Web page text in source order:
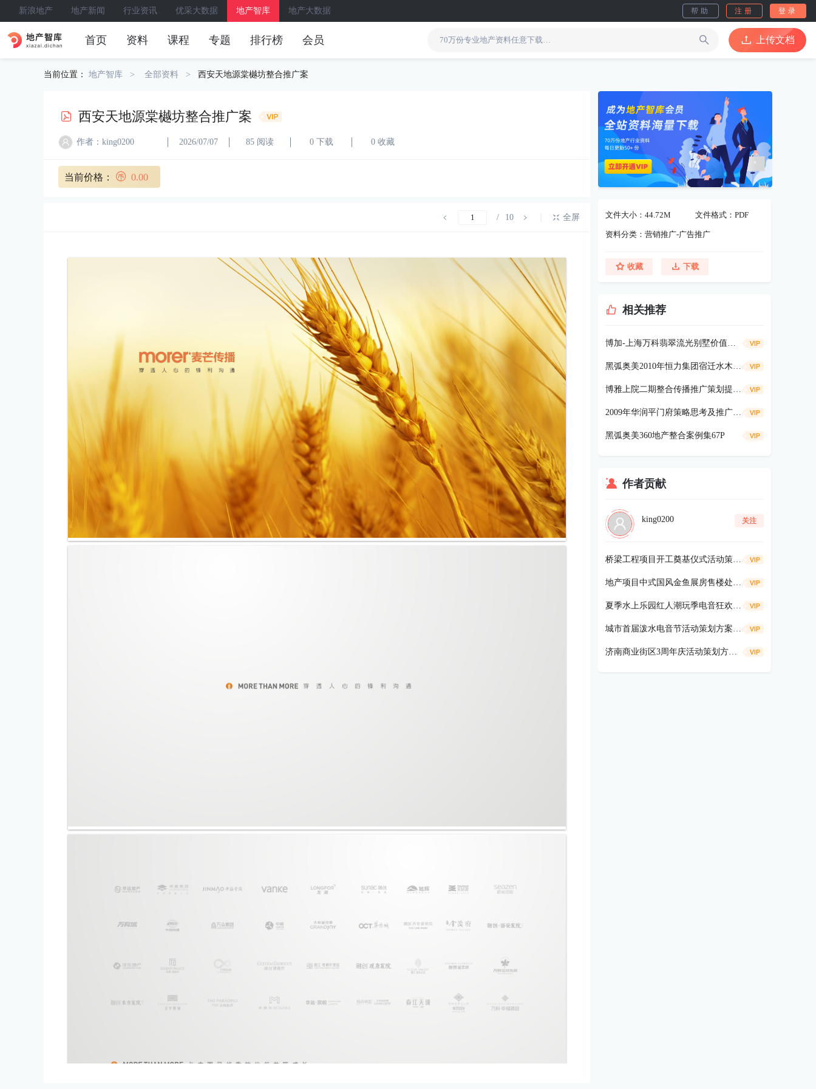
新浪地产 地产新闻 行业资讯 优采大数据 地产智库 地产大数据 帮助 注册 登录
首页 资料 课程 专题 排行榜 会员 上传文档
当前位置： 地产智库 全部资料 西安天地源棠樾坊整合推广案
西安天地源棠樾坊整合推广案
作者：king0200 2026/07/07 85 阅读 0 下载 0 收藏
当前价格： 0.00
/ 10 全屏 文件大小：44.72M 文件格式：PDF
资料分类：营销推广-广告推广
收藏 下载
相关推荐
博加-上海万科翡翠流光别墅价值策略91p
黑弧奥美2010年恒力集团宿迁水木清华项目《广告及营销提案》334p
博雅上院二期整合传播推广策划提案104P
2009年华润平门府策略思考及推广181P
黑弧奥美360地产整合案例集67P
作者贡献
king0200 关注
桥梁工程项目开工奠基仪式活动策划方案
地产项目中式国风金鱼展房售楼处示范区开放活动策划方案（遇鉴国风雅境时主题）
夏季水上乐园红人潮玩季电音狂欢活动策划方案
城市首届泼水电音节活动策划方案（盛夏狂欢 电音造浪主题）
济南商业街区3周年庆活动策划方案（共富热爱 不燃不3主题）